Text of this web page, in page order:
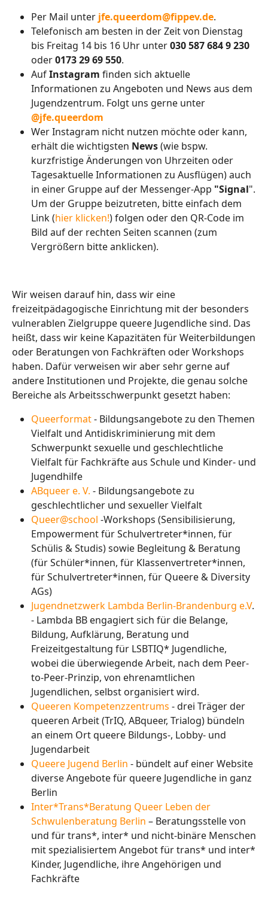
Per Mail unter jfe.queerdom@fippev.de.
Telefonisch am besten in der Zeit von Dienstag
bis Freitag 14 bis 16 Uhr unter030 587 684 9 230
oder0173 29 69 550.
AufInstagram finden sich aktuelle
Informationen zu Angeboten und News aus dem
Jugendzentrum. Folgt uns gerne unter
@jfe.queerdom
Wer Instagram nicht nutzen möchte oder kann,
erhält die wichtigsten News(wie bspw.
kurzfristige Änderungen von Uhrzeiten oder
Tagesaktuelle Informationen zu Ausflügen) auch
in einer Gruppe auf der Messenger-App "Signal".
Um der Gruppe beizutreten, bitte einfach dem
Link (hier klicken!) folgen oder den QR-Code im
Bild auf der rechten Seiten scannen (zum
Vergrößern bitte anklicken).
Wir weisen darauf hin, dass wir eine
freizeitpädagogische Einrichtung mit der besonders
vulnerablen Zielgruppe queere Jugendliche sind. Das
heißt, dass wir keine Kapazitäten für Weiterbildungen
oder Beratungen von Fachkräften oder Workshops
haben. Dafür verweisen wir aber sehr gerne auf
andere Institutionen und Projekte, die genau solche
Bereiche als Arbeitsschwerpunkt gesetzt haben:
Queerformat- Bildungsangebote zu den Themen
Vielfalt und Antidiskriminierung mit dem
Schwerpunkt sexuelle und geschlechtliche
Vielfalt für Fachkräfte aus Schule und Kinder- und
Jugendhilfe
ABqueer e. V. - Bildungsangebote zu
geschlechtlicher und sexueller Vielfalt
Queer@school -Workshops (Sensibilisierung,
Empowerment für Schulvertreter*innen, für
Schülis & Studis) sowie Begleitung & Beratung
(für Schüler*innen, für Klassenvertreter*innen,
für Schulvertreter*innen, für Queere & Diversity
AGs)
Jugendnetzwerk Lambda Berlin-Brandenburg e.V.
- Lambda BB engagiert sich für die Belange,
Bildung, Aufklärung, Beratung und
Freizeitgestaltung für LSBTIQ* Jugendliche,
wobei die überwiegende Arbeit, nach dem Peer-
to-Peer-Prinzip, von ehrenamtlichen
Jugendlichen, selbst organisiert wird.
Queeren Kompetenzzentrums - drei Träger der
queeren Arbeit (TrIQ, ABqueer, Trialog) bündeln
an einem Ort queere Bildungs-, Lobby- und
Jugendarbeit
Queere Jugend Berlin - bündelt auf einer Website
diverse Angebote für queere Jugendliche in ganz
Berlin
Inter*Trans*Beratung Queer Leben der
Schwulenberatung Berlin – Beratungsstelle von
und für trans*, inter* und nicht-binäre Menschen
mit spezialisiertem Angebot für trans* und inter*
Kinder, Jugendliche, ihre Angehörigen und
Fachkräfte